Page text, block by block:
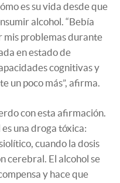
es su vida desde que
alcohol. “Bebía
mis problemas durante
en estado de
cognitivas y
un poco más”, afirma.
con esta afirmación.
una droga tóxica:
cuando la dosis
cerebral. El alcohol se
y hace que